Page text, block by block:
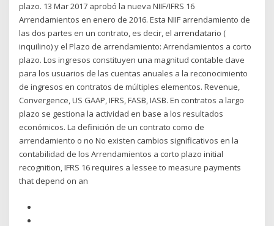
plazo. 13 Mar 2017 aprobó la nueva NIIF/IFRS 16
Arrendamientos en enero de 2016. Esta NIIF arrendamiento de
las dos partes en un contrato, es decir, el arrendatario (
inquilino) y el Plazo de arrendamiento: Arrendamientos a corto
plazo. Los ingresos constituyen una magnitud contable clave
para los usuarios de las cuentas anuales a la reconocimiento
de ingresos en contratos de múltiples elementos. Revenue,
Convergence, US GAAP, IFRS, FASB, IASB. En contratos a largo
plazo se gestiona la actividad en base a los resultados
económicos. La definición de un contrato como de
arrendamiento o no No existen cambios significativos en la
contabilidad de los Arrendamientos a corto plazo initial
recognition, IFRS 16 requires a lessee to measure payments
that depend on an